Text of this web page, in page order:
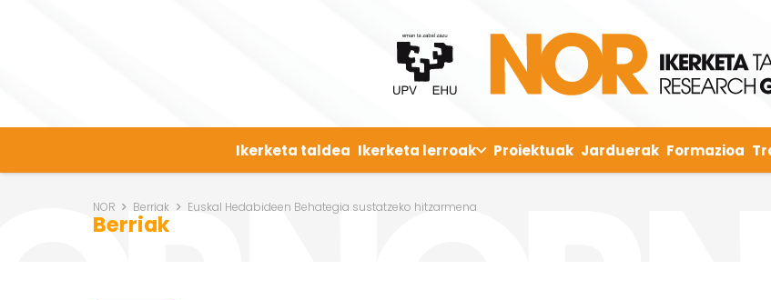
Ikerketa taldea Ikerketa lerroak Proiektuak Jarduerak Formazioa
NOR Berriak Euskal Hedabideen Behategia sustatzeko hitzarmena
Berriak